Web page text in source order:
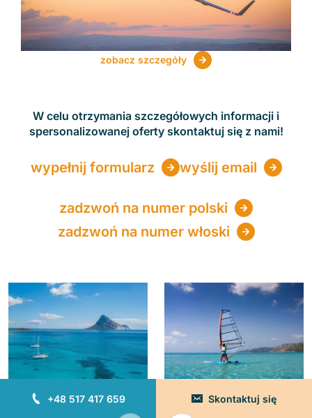
+48 517 417 659 Skontaktuj się
zobacz szczegóły
W celu otrzymania szczegółowych informacji i
spersonalizowanej oferty skontaktuj się z nami!
wypełnij formularz wyślij email
zadzwoń na numer polski
zadzwoń na numer włoski